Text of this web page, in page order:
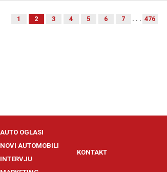
1 2 3 4 5 6 7 . . . 476
AUTO OGLASI
NOVI AUTOMOBILI
INTERVJU
KONTAKT